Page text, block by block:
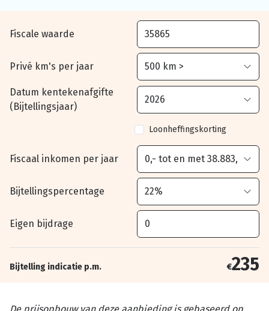
Fiscale waarde
Privé km's per jaar
Datum kentekenafgifte
(Bijtellingsjaar)
Loonheffingskorting
Fiscaal inkomen per jaar
Bijtellingspercentage
Eigen bijdrage
Bijtelling indicatie p.m. €235